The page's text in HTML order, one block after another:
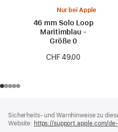
Nur bei Apple
46 mm Solo Loop
Maritimblau -
Größe 0
CHF 49.00
Sicherheits- und Warnhinweise zu
Website: https://support.apple.com/